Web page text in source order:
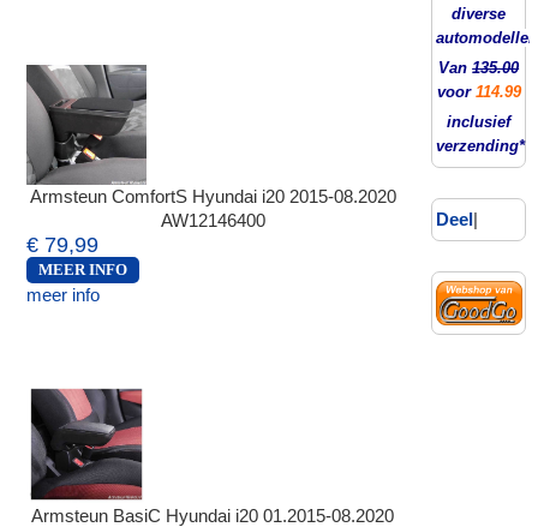
Armsteun ComfortS Hyundai i20 2015-08.2020
AW12146400
€ 79,99
MEER INFO
meer info
Armsteun BasiC Hyundai i20 01.2015-08.2020
diverse
automodellen
Van135.00
voor 114.99
inclusief
verzending*
Deel|